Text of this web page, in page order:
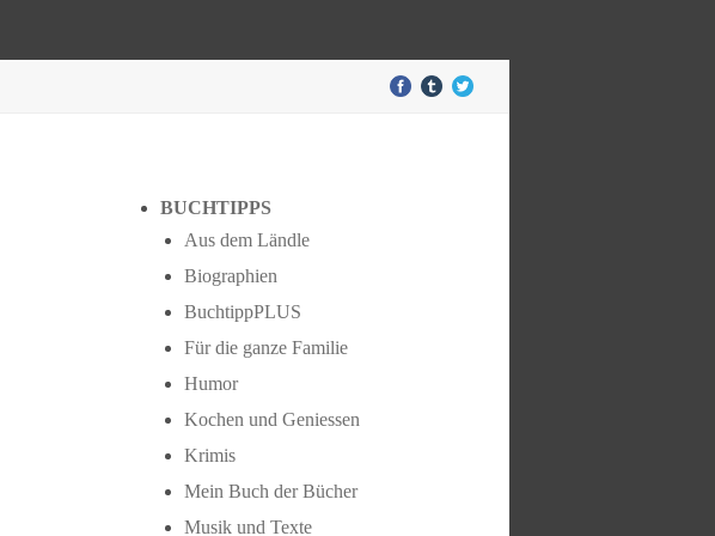
BUCHTIPPS
Aus dem Ländle
Biographien
BuchtippPLUS
Für die ganze Familie
Humor
Kochen und Geniessen
Krimis
Mein Buch der Bücher
Musik und Texte